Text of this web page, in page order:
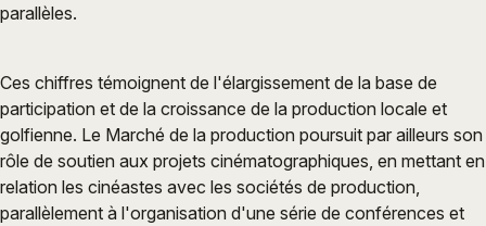
parallèles.
Ces chiffres témoignent de l'élargissement de la base de
participation et de la croissance de la production locale et
golfienne. Le Marché de la production poursuit par ailleurs son
rôle de soutien aux projets cinématographiques, en mettant en
relation les cinéastes avec les sociétés de production,
parallèlement à l'organisation d'une série de conférences et